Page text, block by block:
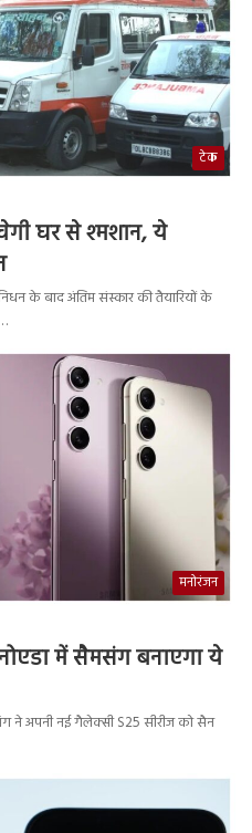
टेक
घर से श्मशान, ये
के बाद अंतिम संस्कार की तैयारियों के
मनोरंजन
में सैमसंग बनाएगा ये
अपनी नई गैलेक्सी S25 सीरीज को सैन